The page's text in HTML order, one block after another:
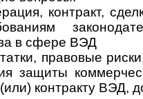
контракт,
в сфере ВЭД
правовые
защиты
контракту ВЭД,